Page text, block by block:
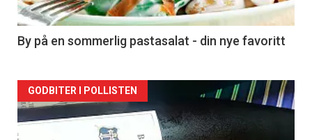
-
5
By på en sommerlig pastasalat - din nye favoritt
Forsiden
akkurat
GODBITER I POLLISTEN